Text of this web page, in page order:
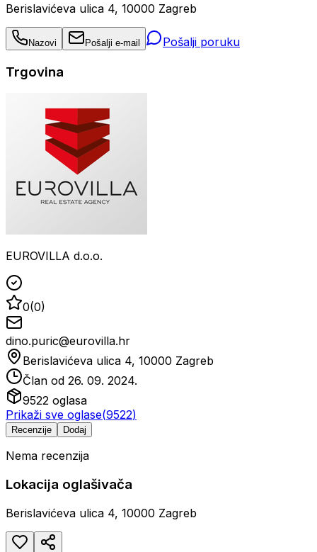
Berislavićeva ulica 4, 10000 Zagreb
Nazovi Pošalji e-mail Pošalji poruku
Trgovina
EUROVILLA d.o.o.
0(0)
dino.puric@eurovilla.hr
Berislavićeva ulica 4, 10000 Zagreb
Član od 26. 09. 2024.
9522 oglasa
Prikaži sve oglase(9522)
Recenzije Dodaj
Nema recenzija
Lokacija oglašivača
Berislavićeva ulica 4, 10000 Zagreb